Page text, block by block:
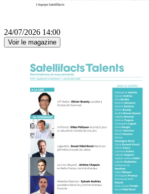
24/07/2026 14:00
Voir le magazine